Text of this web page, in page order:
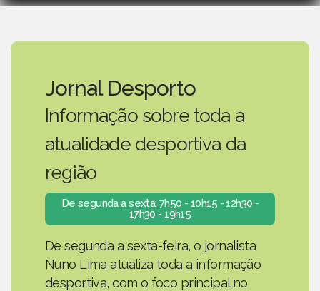
Jornal Desporto
Informação sobre toda a
atualidade desportiva da
região
De segunda a sexta: 7h50 - 10h15 - 12h30 -
17h30 - 19h15
De segunda a sexta-feira, o jornalista
Nuno Lima atualiza toda a informação
desportiva, com o foco principal no